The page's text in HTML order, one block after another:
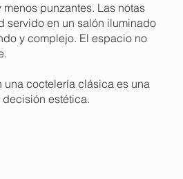
punzantes. Las notas
servido en un salón iluminado
y complejo. El espacio no
una coctelería clásica es una
estética.